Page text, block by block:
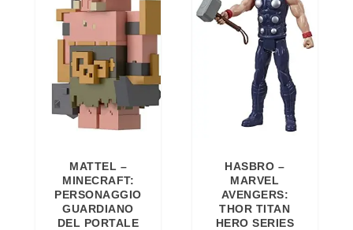
5
.
MATTEL –
MINECRAFT:
PERSONAGGIO
GUARDIANO
DEL PORTALE
HASBRO –
MARVEL
AVENGERS:
THOR TITAN
HERO SERIES